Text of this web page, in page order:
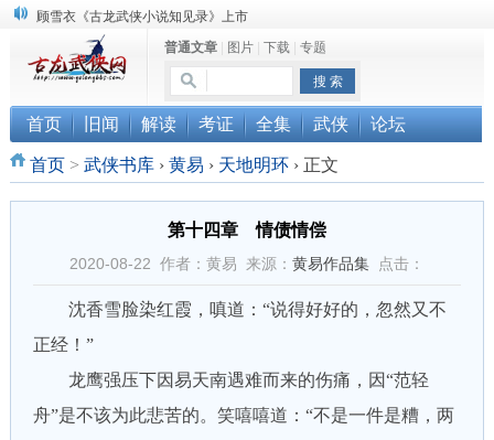
顾雪衣《古龙武侠小说知见录》上市
“武侠书库”查缺补漏活动圆满结束
《古龙小说原貌探究》修订版已上市
普通文章| 图片| 下载| 专题
首页 旧闻 解读 考证 全集 武侠 论坛
首页> 武侠书库 › 黄易 › 天地明环 ›正文
第十四章 情债情偿
2020-08-22 作者：黄易 来源： 黄易作品集点击：
沈香雪脸染红霞，嗔道：“说得好好的，忽然又不
正经！”
龙鹰强压下因易天南遇难而来的伤痛，因“范轻
舟”是不该为此悲苦的。笑嘻嘻道：“不是一件是糟，两